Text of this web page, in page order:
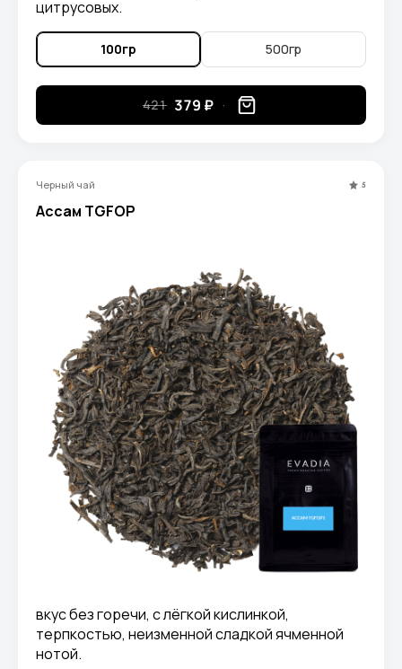
цитрусовых.
100гр 500гр
421 379 ₽
Черный чай 5
Ассам TGFOP
вкус без горечи, с лёгкой кислинкой,
терпкостью, неизменной сладкой ячменной
нотой.